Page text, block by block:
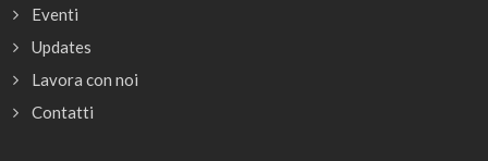
Eventi
Updates
Lavora con noi
Contatti